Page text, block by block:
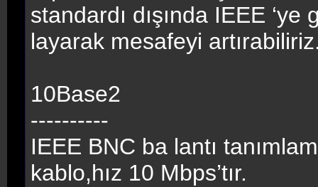
standardı dışında IEEE
layarak mesafeyi
10Base2
----------
IEEE BNC ba lantı
kablo,hız 10 Mbps’tır.